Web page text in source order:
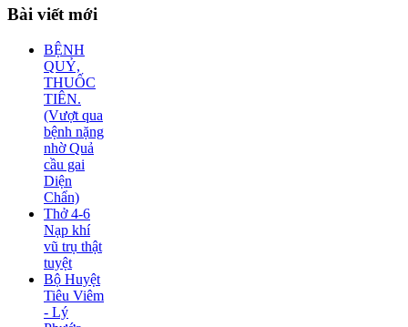
Bài viết mới
BỆNH
QUỶ,
THUỐC
TIÊN.
(Vượt qua
bệnh nặng
nhờ Quả
cầu gai
Diện
Chẩn)
Thở 4-6
Nạp khí
vũ trụ thật
tuyệt
Bộ Huyệt
Tiêu Viêm
- Lý